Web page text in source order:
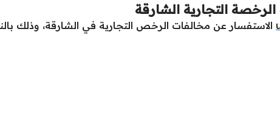
التجارية الشارقة
الاستفسار عن مخالفات الرخص التجارية في الشارقة، وذلك